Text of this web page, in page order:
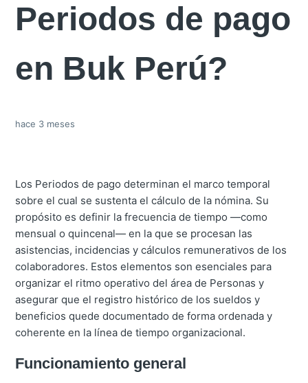
Periodos de pago
en Buk Perú?
hace 3 meses
Los Periodos de pago determinan el marco temporal
sobre el cual se sustenta el cálculo de la nómina. Su
propósito es definir la frecuencia de tiempo —como
mensual o quincenal— en la que se procesan las
asistencias, incidencias y cálculos remunerativos de los
colaboradores. Estos elementos son esenciales para
organizar el ritmo operativo del área de Personas y
asegurar que el registro histórico de los sueldos y
beneficios quede documentado de forma ordenada y
coherente en la línea de tiempo organizacional.
Funcionamiento general